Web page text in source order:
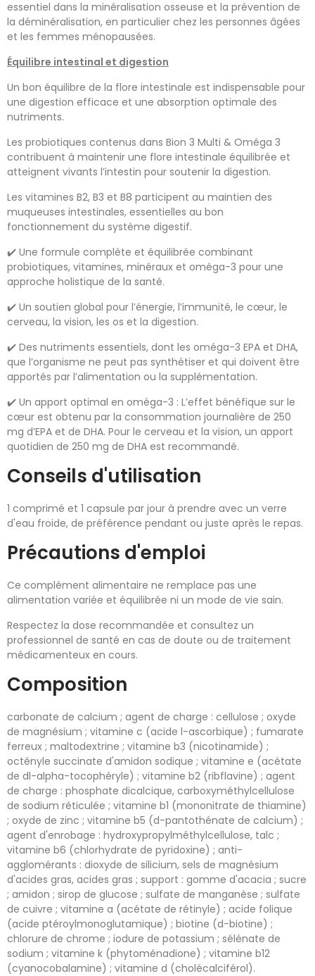
essentiel dans la minéralisation osseuse et la prévention de
la déminéralisation, en particulier chez les personnes âgées
et les femmes ménopausées.
Équilibre intestinal et digestion
Un bon équilibre de la flore intestinale est indispensable pour
une digestion efficace et une absorption optimale des
nutriments.
Les probiotiques contenus dans Bion 3 Multi & Oméga 3
contribuent à maintenir une flore intestinale équilibrée et
atteignent vivants l’intestin pour soutenir la digestion.
Les vitamines B2, B3 et B8 participent au maintien des
muqueuses intestinales, essentielles au bon
fonctionnement du système digestif.
✔️ Une formule complète et équilibrée combinant
probiotiques, vitamines, minéraux et oméga-3 pour une
approche holistique de la santé.
✔️ Un soutien global pour l’énergie, l’immunité, le cœur, le
cerveau, la vision, les os et la digestion.
✔️ Des nutriments essentiels, dont les oméga-3 EPA et DHA,
que l’organisme ne peut pas synthétiser et qui doivent être
apportés par l’alimentation ou la supplémentation.
✔️ Un apport optimal en oméga-3 : L’effet bénéfique sur le
cœur est obtenu par la consommation journalière de 250
mg d’EPA et de DHA. Pour le cerveau et la vision, un apport
quotidien de 250 mg de DHA est recommandé.
Conseils d'utilisation
1 comprimé et 1 capsule par jour à prendre avec un verre
d'eau froide, de préférence pendant ou juste après le repas.
Précautions d'emploi
Ce complément alimentaire ne remplace pas une
alimentation variée et équilibrée ni un mode de vie sain.
Respectez la dose recommandée et consultez un
professionnel de santé en cas de doute ou de traitement
médicamenteux en cours.
Composition
carbonate de calcium ; agent de charge : cellulose ; oxyde
de magnésium ; vitamine c (acide l-ascorbique) ; fumarate
ferreux ; maltodextrine ; vitamine b3 (nicotinamide) ;
octényle succinate d'amidon sodique ; vitamine e (acétate
de dl-alpha-tocophéryle) ; vitamine b2 (ribflavine) ; agent
de charge : phosphate dicalcique, carboxyméthylcellulose
de sodium réticulée ; vitamine b1 (mononitrate de thiamine)
; oxyde de zinc ; vitamine b5 (d-pantothénate de calcium) ;
agent d'enrobage : hydroxypropylméthylcellulose, talc ;
vitamine b6 (chlorhydrate de pyridoxine) ; anti-
agglomérants : dioxyde de silicium, sels de magnésium
d'acides gras, acides gras ; support : gomme d'acacia ; sucre
; amidon ; sirop de glucose ; sulfate de manganèse ; sulfate
de cuivre ; vitamine a (acétate de rétinyle) ; acide folique
(acide ptéroylmonoglutamique) ; biotine (d-biotine) ;
chlorure de chrome ; iodure de potassium ; sélénate de
sodium ; vitamine k (phytoménadione) ; vitamine b12
(cyanocobalamine) ; vitamine d (cholécalciférol).